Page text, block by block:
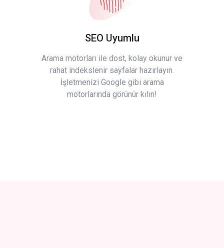
SEO Uyumlu
Arama motorları ile dost, kolay okunur ve
rahat indekslenir sayfalar hazırlayın.
İşletmenizi Google gibi arama
motorlarında görünür kılın!